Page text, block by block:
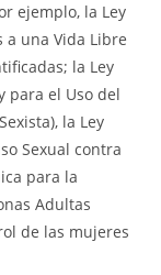
ejemplo, la Ley
a una Vida Libre
la Ley
para el Uso del
la Ley
Sexual contra
para la
Adultas
de las mujeres